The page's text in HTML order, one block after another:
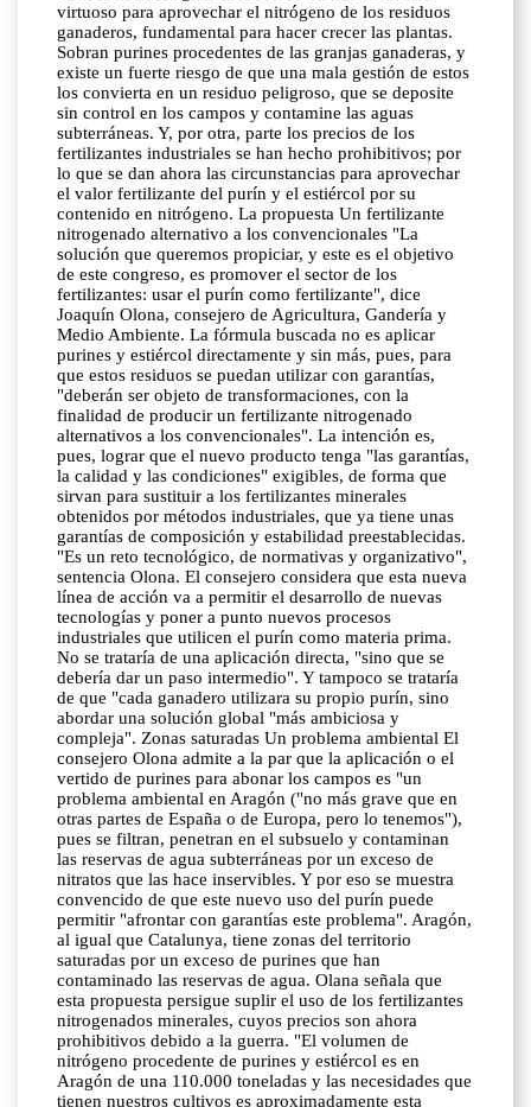
virtuoso para aprovechar el nitrógeno de los residuos
ganaderos, fundamental para hacer crecer las plantas.
Sobran purines procedentes de las granjas ganaderas, y
existe un fuerte riesgo de que una mala gestión de estos
los convierta en un residuo peligroso, que se deposite
sin control en los campos y contamine las aguas
subterráneas. Y, por otra, parte los precios de los
fertilizantes industriales se han hecho prohibitivos; por
lo que se dan ahora las circunstancias para aprovechar
el valor fertilizante del purín y el estiércol por su
contenido en nitrógeno. La propuesta Un fertilizante
nitrogenado alternativo a los convencionales "La
solución que queremos propiciar, y este es el objetivo
de este congreso, es promover el sector de los
fertilizantes: usar el purín como fertilizante", dice
Joaquín Olona, consejero de Agricultura, Gandería y
Medio Ambiente. La fórmula buscada no es aplicar
purines y estiércol directamente y sin más, pues, para
que estos residuos se puedan utilizar con garantías,
"deberán ser objeto de transformaciones, con la
finalidad de producir un fertilizante nitrogenado
alternativos a los convencionales". La intención es,
pues, lograr que el nuevo producto tenga "las garantías,
la calidad y las condiciones" exigibles, de forma que
sirvan para sustituir a los fertilizantes minerales
obtenidos por métodos industriales, que ya tiene unas
garantías de composición y estabilidad preestablecidas.
"Es un reto tecnológico, de normativas y organizativo",
sentencia Olona. El consejero considera que esta nueva
línea de acción va a permitir el desarrollo de nuevas
tecnologías y poner a punto nuevos procesos
industriales que utilicen el purín como materia prima.
No se trataría de una aplicación directa, "sino que se
debería dar un paso intermedio". Y tampoco se trataría
de que "cada ganadero utilizara su propio purín, sino
abordar una solución global "más ambiciosa y
compleja". Zonas saturadas Un problema ambiental El
consejero Olona admite a la par que la aplicación o el
vertido de purines para abonar los campos es "un
problema ambiental en Aragón ("no más grave que en
otras partes de España o de Europa, pero lo tenemos"),
pues se filtran, penetran en el subsuelo y contaminan
las reservas de agua subterráneas por un exceso de
nitratos que las hace inservibles. Y por eso se muestra
convencido de que este nuevo uso del purín puede
permitir "afrontar con garantías este problema". Aragón,
al igual que Catalunya, tiene zonas del territorio
saturadas por un exceso de purines que han
contaminado las reservas de agua. Olana señala que
esta propuesta persigue suplir el uso de los fertilizantes
nitrogenados minerales, cuyos precios son ahora
prohibitivos debido a la guerra. "El volumen de
nitrógeno procedente de purines y estiércol es en
Aragón de una 110.000 toneladas y las necesidades que
tienen nuestros cultivos es aproximadamente esta